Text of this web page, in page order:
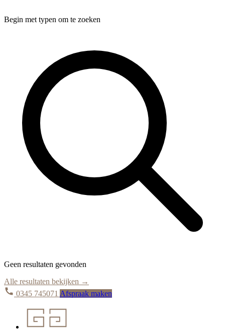
Begin met typen om te zoeken
Geen resultaten gevonden
Alle resultaten bekijken →
0345 745071 Afspraak maken